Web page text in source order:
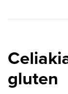
gluten